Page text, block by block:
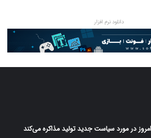
دانلود نرم افزار
در مورد سیاست جدید تولید مذاکره می‌کند